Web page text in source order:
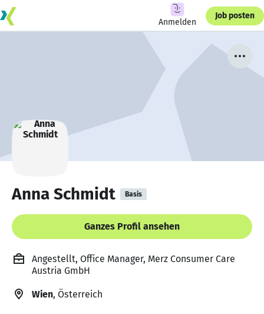
Anmelden
Job posten
Anna Schmidt Basis
Ganzes Profil ansehen
Angestellt, Office Manager, Merz Consumer Care
Austria GmbH
Wien, Österreich